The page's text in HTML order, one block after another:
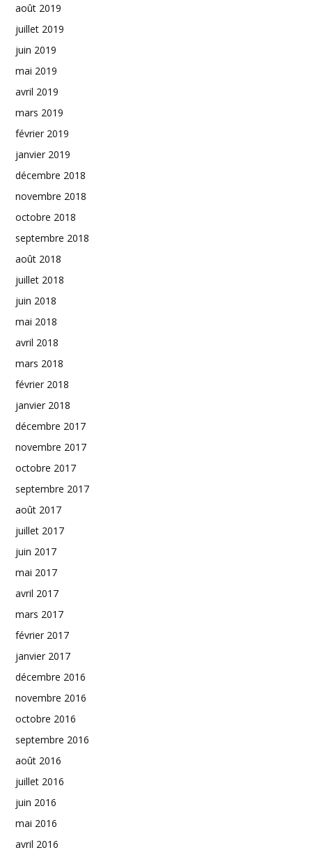
août 2019
juillet 2019
juin 2019
mai 2019
avril 2019
mars 2019
février 2019
janvier 2019
décembre 2018
novembre 2018
octobre 2018
septembre 2018
août 2018
juillet 2018
juin 2018
mai 2018
avril 2018
mars 2018
février 2018
janvier 2018
décembre 2017
novembre 2017
octobre 2017
septembre 2017
août 2017
juillet 2017
juin 2017
mai 2017
avril 2017
mars 2017
février 2017
janvier 2017
décembre 2016
novembre 2016
octobre 2016
septembre 2016
août 2016
juillet 2016
juin 2016
mai 2016
avril 2016